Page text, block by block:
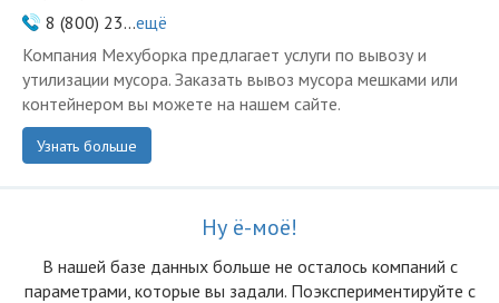
8 (800) 23...ещё
Компания Мехуборка предлагает услуги по вывозу и
утилизации мусора. Заказать вывоз мусора мешками или
контейнером вы можете на нашем сайте.
Узнать больше
Ну ё-моё!
В нашей базе данных больше не осталоcь компаний с
параметрами, которые вы задали. Поэкспериментируйте с